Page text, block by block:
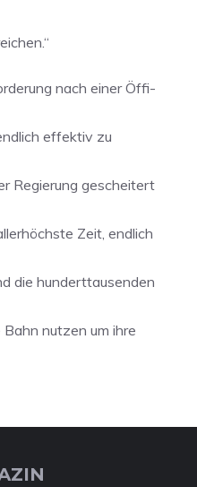
nach einer Öffi-
effektiv zu
Regierung gescheitert
Zeit, endlich
die hunderttausenden
nutzen um ihre